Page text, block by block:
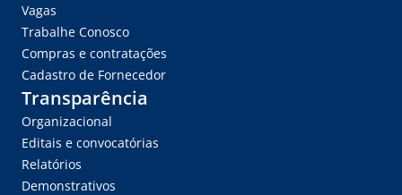
Vagas
Trabalhe Conosco
Compras e contratações
Cadastro de Fornecedor
Transparência
Organizacional
Editais e convocatórias
Relatórios
Demonstrativos